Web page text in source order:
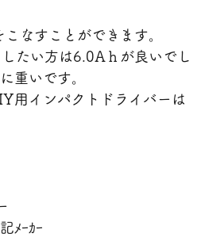
なすことができます。
たい方は6.0Aｈが良いでし
重いです。
用インパクトドライバーは
ﾒｰｶｰ